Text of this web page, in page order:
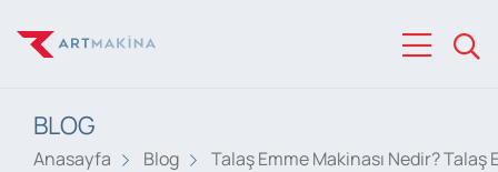
BLOG
Anasayfa Blog Talaş Emme Makinası Nedir? Talaş